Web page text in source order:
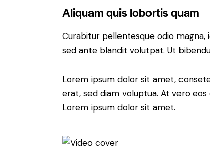
Aliquam quis lobortis quam
Curabitur pellentesque odio magna,
sed ante blandit volutpat. Ut
Lorem ipsum dolor sit amet,
erat, sed diam voluptua. At vero
Lorem ipsum dolor sit amet.